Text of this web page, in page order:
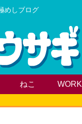
めしブログ
ねこ WORK